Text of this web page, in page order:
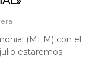
(MEM) con el
estaremos